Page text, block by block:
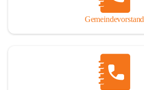
Gemeindevorstand